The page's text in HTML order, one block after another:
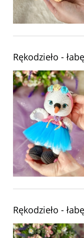
Rękodzieło -
Rękodzieło -